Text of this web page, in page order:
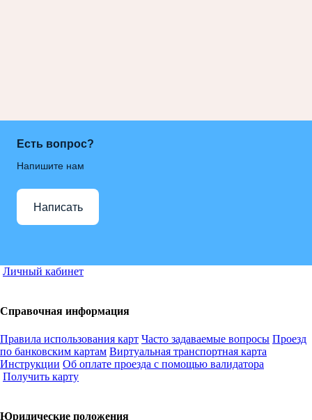
Есть вопрос?
Напишите нам
Написать
Личный кабинет
Справочная информация
Правила использования карт Часто задаваемые вопросы Проезд
по банковским картам Виртуальная транспортная карта
Инструкции Об оплате проезда с помощью валидатора
Получить карту
Юридические положения